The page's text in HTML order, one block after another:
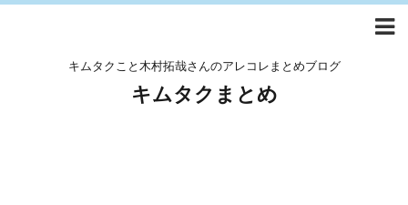
キムタクこと木村拓哉さんのアレコレまとめブログ
キムタクまとめ